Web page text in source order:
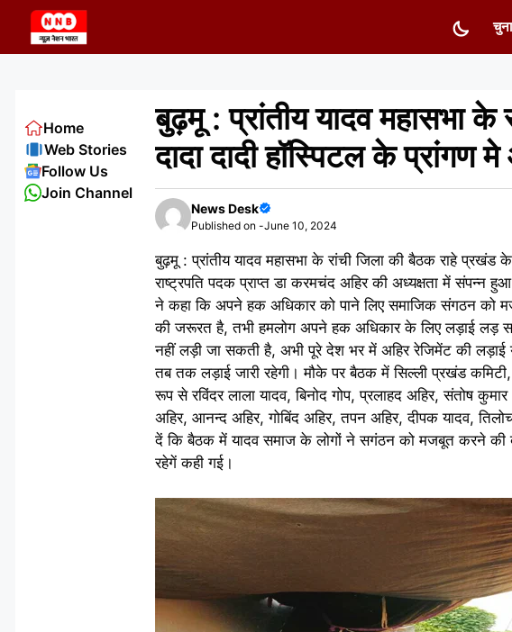
content
बुढ़मू : प्रांतीय यादव महासभा
दादा दादी हॉस्पिटल के प्रांगण
News Desk
Published on -June 10, 2024
बुढ़मू : प्रांतीय यादव महासभा के रांची जिला की बैठक राहे प्रखंड
राष्ट्रपति पदक प्राप्त डा करमचंद अहिर की अध्यक्षता में संपन्न
ने कहा कि अपने हक अधिकार को पाने लिए समाजिक संगठन को
की जरूरत है, तभी हमलोग अपने हक अधिकार के लिए लड़ाई लड़
नहीं लड़ी जा सकती है, अभी पूरे देश भर में अहिर रेजिमेंट की
तब तक लड़ाई जारी रहेगी। मौके पर बैठक में सिल्ली प्रखंड
रूप से रविंदर लाला यादव, बिनोद गोप, प्रलाहद अहिर, संतोष
अहिर, आनन्द अहिर, गोबिंद अहिर, तपन अहिर, दीपक यादव,
दें कि बैठक में यादव समाज के लोगों ने सगंठन को मजबूत करने की
रहेगें कही गई।
Home
Web Stories
Follow Us
Join Channel